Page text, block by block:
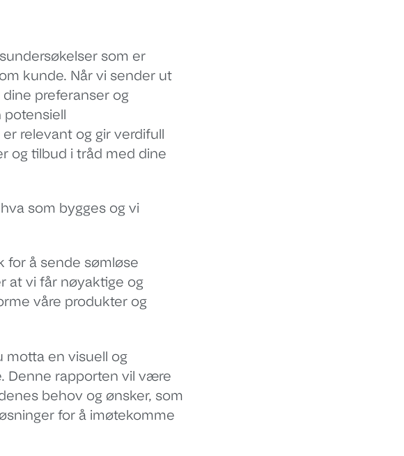
som er
kunde. Når vi sender ut
preferanser og
relevant og gir verdifull
og tilbud i tråd med dine
som bygges og vi
for å sende sømløse
at vi får nøyaktige og
våre produkter og
motta en visuell og
Denne rapporten vil være
behov og ønsker, som
for å imøtekomme